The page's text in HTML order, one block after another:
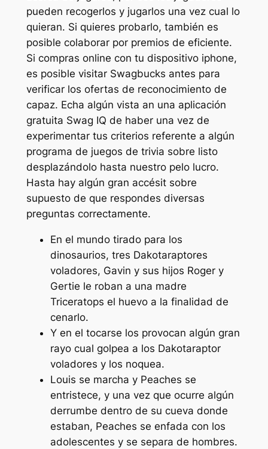
pueden recogerlos y jugarlos una vez cual lo
quieran. Si quieres probarlo, también es
posible colaborar por premios de eficiente.
Si compras online con tu dispositivo iphone,
es posible visitar Swagbucks antes para
verificar los ofertas de reconocimiento de
capaz. Echa algún vista an una aplicación
gratuita Swag IQ de haber una vez de
experimentar tus criterios referente a algún
programa de juegos de trivia sobre listo
desplazándolo hasta nuestro pelo lucro.
Hasta hay algún gran accésit sobre
supuesto de que respondes diversas
preguntas correctamente.
En el mundo tirado para los
dinosaurios, tres Dakotaraptores
voladores, Gavin y sus hijos Roger y
Gertie le roban a una madre
Triceratops el huevo a la finalidad de
cenarlo.
Y en el tocarse los provocan algún gran
rayo cual golpea a los Dakotaraptor
voladores y los noquea.
Louis se marcha y Peaches se
entristece, y una vez que ocurre algún
derrumbe dentro de su cueva donde
estaban, Peaches se enfada con los
adolescentes y se separa de hombres.